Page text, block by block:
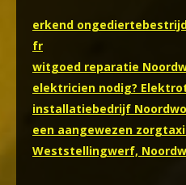
erkend
fr
witgoed reparatie
elektricien nodig?
installatiebedrijf
een aangewezen
Weststellingwerf,